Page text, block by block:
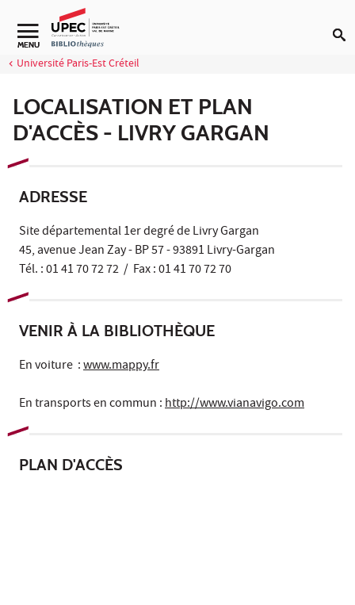
Aller au contenu
Navigation secondaire
MENU
Université Paris-Est Créteil
LOCALISATION ET PLAN
D'ACCÈS - LIVRY GARGAN
ADRESSE
Site départemental 1er degré de Livry Gargan
45, avenue Jean Zay - BP 57 - 93891 Livry-Gargan
Tél. : 01 41 70 72 72 / Fax : 01 41 70 72 70
VENIR À LA BIBLIOTHÈQUE
En voiture :www.mappy.fr
En transports en commun :http://www.vianavigo.com
PLAN D'ACCÈS